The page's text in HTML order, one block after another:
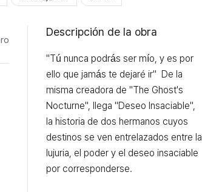
Descripción de la obra
"Tú nunca podrás ser mío, y es por
ello que jamás te dejaré ir"  De la
misma creadora de "The Ghost's
Nocturne", llega "Deseo Insaciable",
la historia de dos hermanos cuyos
destinos se ven entrelazados entre la
lujuria, el poder y el deseo insaciable
por corresponderse.